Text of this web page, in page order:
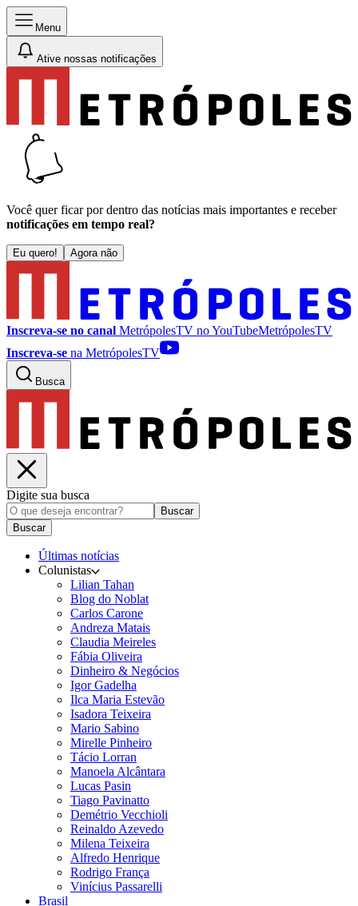
Menu
Ative nossas notificações
Você quer ficar por dentro das notícias mais importantes e receber
notificações em tempo real?
Eu quero! Agora não
Inscreva-se no canal MetrópolesTV noYouTubeMetrópolesTV
Inscreva-se na MetrópolesTV
Busca
Digite sua busca
Buscar
Buscar
Últimas notícias
Colunistas
Lilian Tahan
Blog do Noblat
Carlos Carone
Andreza Matais
Claudia Meireles
Fábia Oliveira
Dinheiro & Negócios
Igor Gadelha
Ilca Maria Estevão
Isadora Teixeira
Mario Sabino
Mirelle Pinheiro
Tácio Lorran
Manoela Alcântara
Lucas Pasin
Tiago Pavinatto
Demétrio Vecchioli
Reinaldo Azevedo
Milena Teixeira
Alfredo Henrique
Rodrigo França
Vinícius Passarelli
Brasil